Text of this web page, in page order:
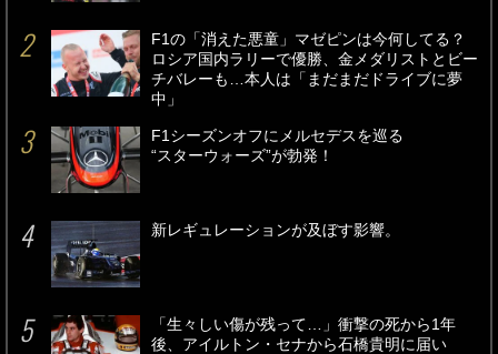
F1の「消えた悪童」マゼピンは今何してる？
ロシア国内ラリーで優勝、金メダリストとビー
チバレーも…本人は「まだまだドライブに夢
中」
F1シーズンオフにメルセデスを巡る
“スターウォーズ”が勃発！
新レギュレーションが及ぼす影響。
「生々しい傷が残って…」衝撃の死から1年
後、アイルトン・セナから石橋貴明に届い